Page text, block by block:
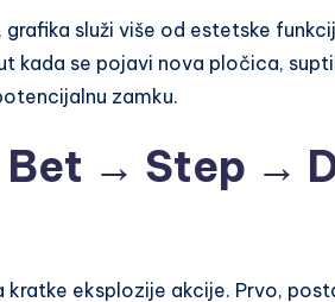
služi više od estetske
kada se pojavi nova pločica,
zamku.
Bet → Step →
kratke eksplozije akcije. Prvo,